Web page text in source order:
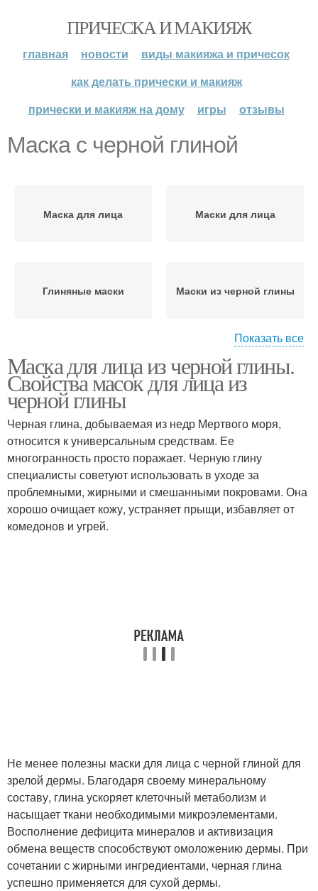
ПРИЧЕСКА И МАКИЯЖ
главная новости
виды макияжа и причесок
как делать прически и макияж
прически и макияж на дому
игры отзывы
Маска с черной глиной
Маска для лица Маски для лица
Глиняные маски Маски из черной глины
условиях
Глины для лица
Черная глина Глина для лица
Противовоспалительная
маска
Показать все
Маска для лица из черной глины.
Свойства масок для лица из
черной глины
Черная глина, добываемая из недр Мертвого моря,
относится к универсальным средствам. Ее
многогранность просто поражает. Черную глину
специалисты советуют использовать в уходе за
проблемными, жирными и смешанными покровами. Она
хорошо очищает кожу, устраняет прыщи, избавляет от
комедонов и угрей.
Не менее полезны маски для лица с черной глиной для
зрелой дермы. Благодаря своему минеральному
составу, глина ускоряет клеточный метаболизм и
насыщает ткани необходимыми микроэлементами.
Восполнение дефицита минералов и активизация
обмена веществ способствуют омоложению дермы. При
сочетании с жирными ингредиентами, черная глина
успешно применяется для сухой дермы.